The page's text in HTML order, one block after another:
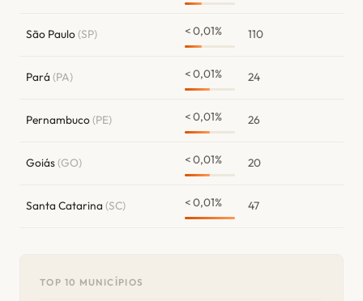
São Paulo(SP) < 0,01% 110
Pará (PA) < 0,01% 24
Pernambuco(PE) < 0,01% 26
Goiás(GO) < 0,01% 20
Santa Catarina (SC) < 0,01% 47
TOP 10 MUNICÍPIOS